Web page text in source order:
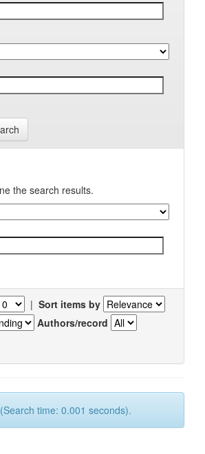
the search results.
| Sort items by
Authors/record
time: 0.001 seconds).